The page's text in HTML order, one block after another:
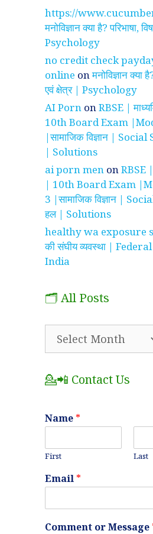
झाँसी की रानी के रहस्मयी
यात्री
https://
मनोविज्ञान क्या है? परिभाषा,
Psychology
no credit check
online onमनोविज्ञान क्या
एवं क्षेत्र | Psychology
AI Porn onRBSE |
10th Board Exam
|सामाजिक विज्ञान |
| Solutions
ai porn men onRBSE |
| 10th Board Exam
3 |सामाजिक विज्ञान |
हल | Solutions
healthy wa exposure
की संघीय व्यवस्था |
India
🗂️ All Posts
💁📲 Contact Us
Name *
First Last
Email *
Comment or Message